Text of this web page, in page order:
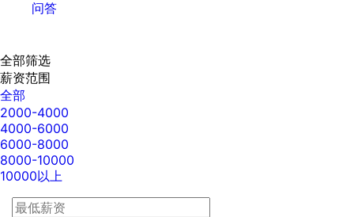
问答
全部筛选
薪资范围
全部
2000-4000
4000-6000
6000-8000
8000-10000
10000以上